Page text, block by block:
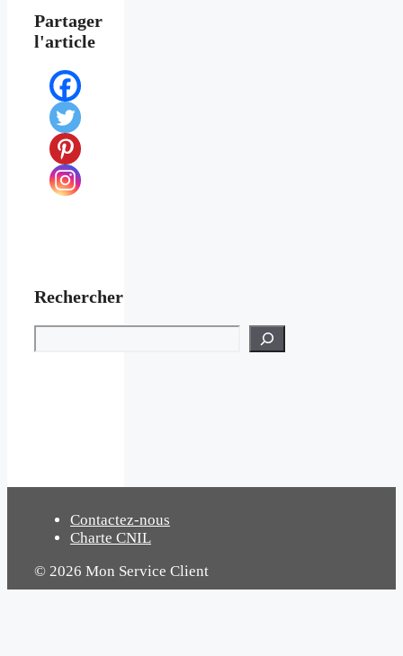
Partager
l'article
Rechercher
Rechercher
Contactez-nous
Charte CNIL
© 2026 Mon Service Client